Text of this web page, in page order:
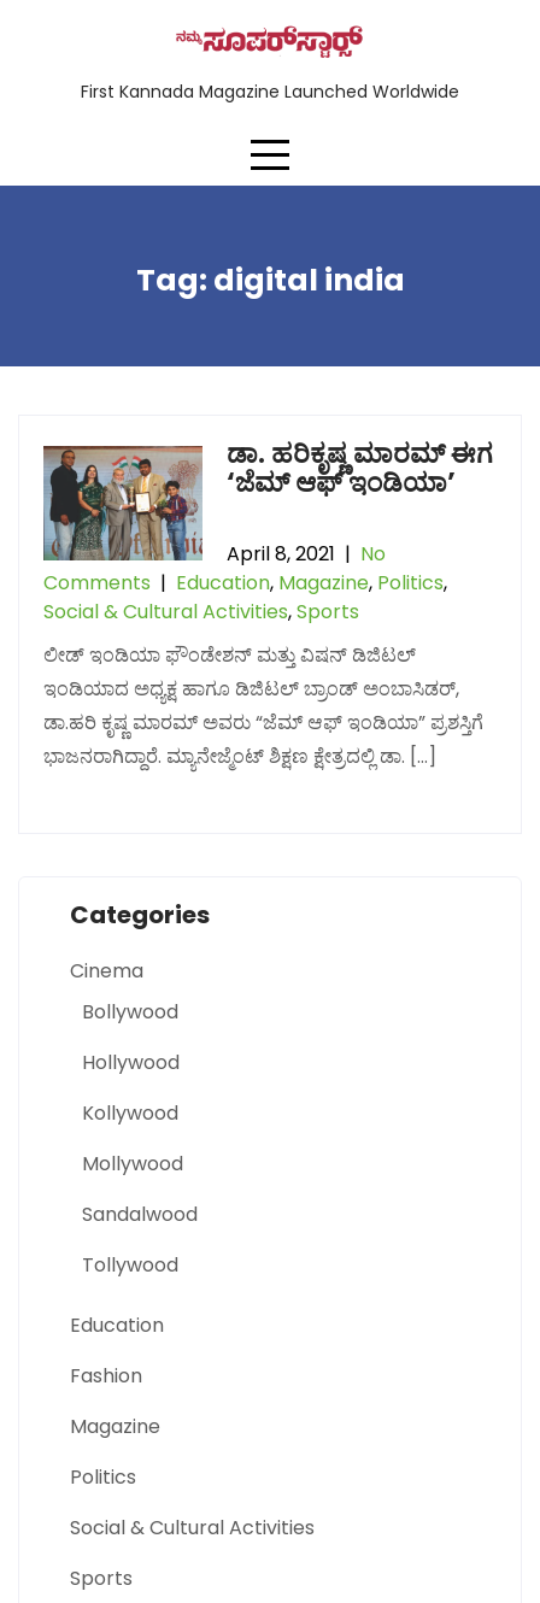
First Kannada Magazine Launched Worldwide
Tag: digital india
ಡಾ. ಹರಿಕೃಷ್ಣ ಮಾರಮ್ ಈಗ
‘ಜೆಮ್ ಆಫ್ ಇಂಡಿಯಾ’
April 8, 2021 | No
Comments | Education, Magazine, Politics,
Social & Cultural Activities,Sports
ಲೀಡ್ ಇಂಡಿಯಾ ಫೌಂಡೇಶನ್ ಮತ್ತು ವಿಷನ್ ಡಿಜಿಟಲ್
ಇಂಡಿಯಾದ ಅಧ್ಯಕ್ಷ ಹಾಗೂ ಡಿಜಿಟಲ್ ಬ್ರಾಂಡ್ ಅಂಬಾಸಿಡರ್,
ಡಾ.ಹರಿ ಕೃಷ್ಣ ಮಾರಮ್ ಅವರು “ಜೆಮ್ ಆಫ್ ಇಂಡಿಯಾ” ಪ್ರಶಸ್ತಿಗೆ
ಭಾಜನರಾಗಿದ್ದಾರೆ. ಮ್ಯಾನೇಜ್ಮೆಂಟ್ ಶಿಕ್ಷಣ ಕ್ಷೇತ್ರದಲ್ಲಿ ಡಾ. […]
Categories
Cinema
Bollywood
Hollywood
Kollywood
Mollywood
Sandalwood
Tollywood
Education
Fashion
Magazine
Politics
Social & Cultural Activities
Sports